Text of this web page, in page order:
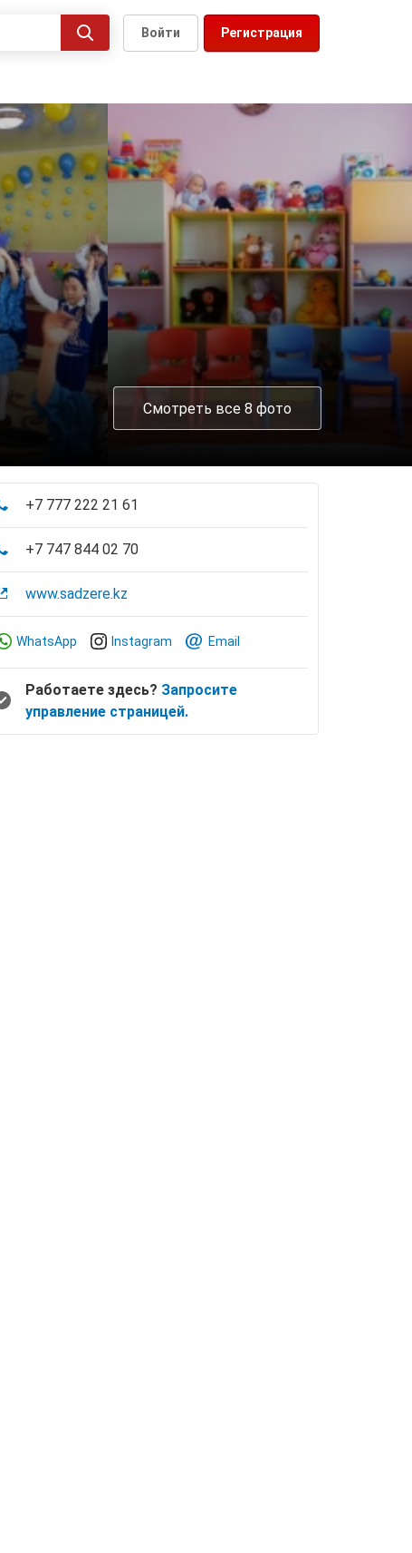
Регистрация
Войти
Смотреть все 8 фото
+7 777 222 21 61
+7 747 844 02 70
www.sadzere.kz
WhatsApp Instagram Email
Работаете здесь? Запросите
управление страницей.